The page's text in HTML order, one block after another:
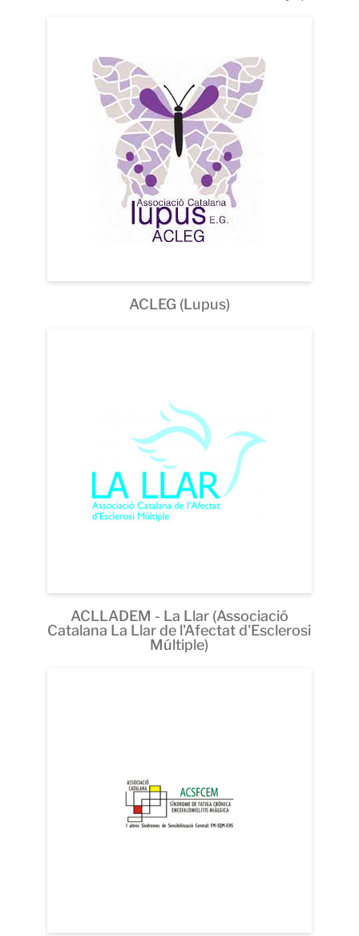
ACLEG (Lupus)
ACLLADEM - La Llar (Associació
Catalana La Llar de l'Afectat d'Esclerosi
Múltiple)